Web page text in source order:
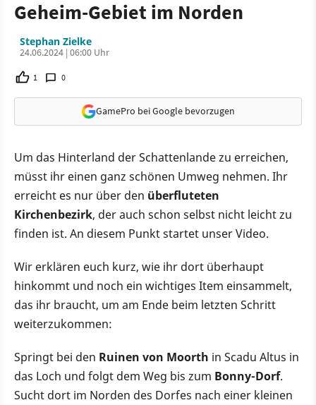
Geheim-Gebiet im Norden
Stephan Zielke
24.06.2024 | 06:00 Uhr
1 0
GamePro bei Google bevorzugen
Um das Hinterland der Schattenlande zu erreichen,
müsst ihr einen ganz schönen Umweg nehmen. Ihr
erreicht es nur über den überfluteten
Kirchenbezirk, der auch schon selbst nicht leicht zu
finden ist. An diesem Punkt startet unser Video.
Wir erklären euch kurz, wie ihr dort überhaupt
hinkommt und noch ein wichtiges Item einsammelt,
das ihr braucht, um am Ende beim letzten Schritt
weiterzukommen:
Springt bei den Ruinen von Moorth in Scadu Altus in
das Loch und folgt dem Weg bis zum Bonny-Dorf.
Sucht dort im Norden des Dorfes nach einer kleinen